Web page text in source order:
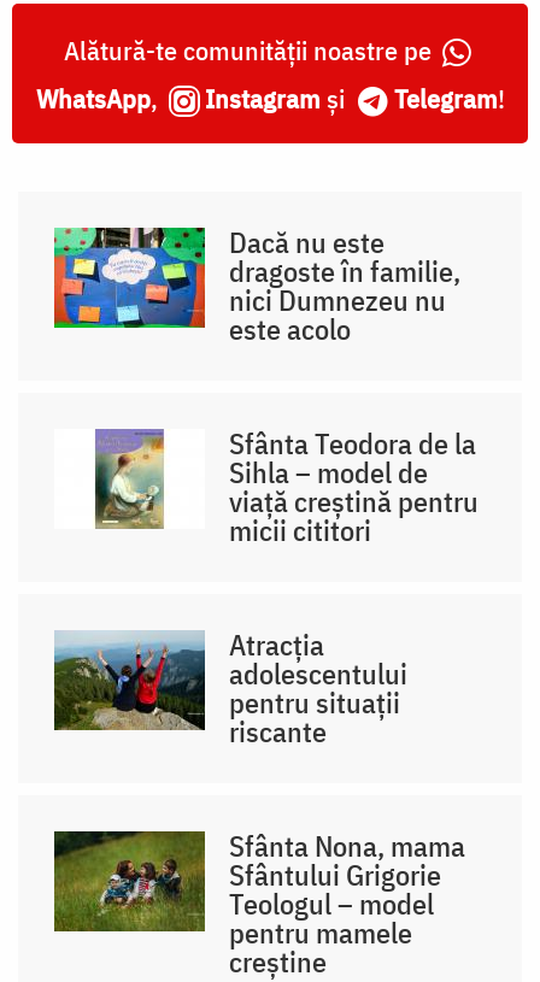
Alătură-te comunității noastre pe
WhatsApp, Instagram și Telegram!
Dacă nu este
dragoste în familie,
nici Dumnezeu nu
este acolo
Sfânta Teodora de la
Sihla – model de
viaţă creştină pentru
micii cititori
Atracția
adolescentului
pentru situații
riscante
Sfânta Nona, mama
Sfântului Grigorie
Teologul – model
pentru mamele
creștine